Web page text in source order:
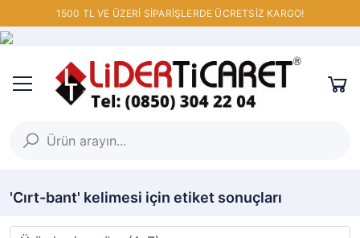
1500 TL VE ÜZERİ SİPARİŞLERDE ÜCRETSİZ KARGO!
'Cırt-bant' kelimesi için etiket sonuçları